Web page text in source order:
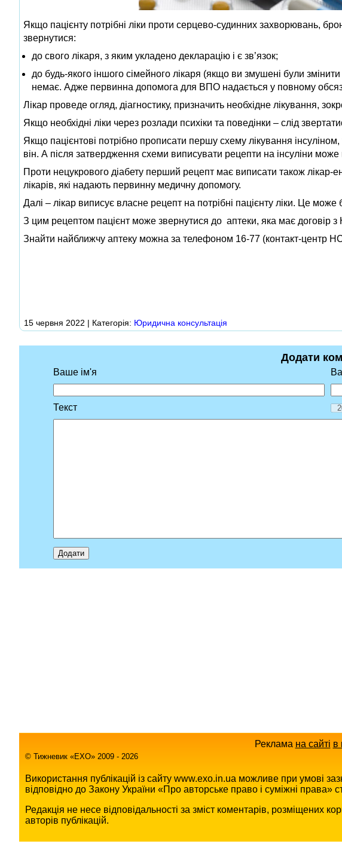
Якщо пацієнту потрібні ліки проти серцево-судинних захворювань,
звернутися:
до свого лікаря, з яким укладено декларацію і є зв’язок;
до будь-якого іншого сімейного лікаря (якщо ви змушені були
немає. Адже первинна допомога для ВПО надається у повному
Лікар проведе огляд, діагностику, призначить необхідне лікування,
Якщо необхідні ліки через розлади психіки та поведінки – слід
Якщо пацієнтові потрібно прописати першу схему лікування
він. А після затвердження схеми виписувати рецепти на інсуліни може
Проти нецукрового діабету перший рецепт має виписати також
лікарів, які надають первинну медичну допомогу.
Далі – лікар виписує власне рецепт на потрібні пацієнту ліки. Це
З цим рецептом пацієнт може звернутися до аптеки, яка має договір з
Знайти найближчу аптеку можна за телефоном 16-77 (контакт-центр
15 червня 2022 | Категорія: Юридична консультація
Додати
Ваше ім'я
Текст
Реклама на сайті в
© Тижневик «EХO» 2009 - 2026
Використання публікацій із сайту www.exo.in.ua можливе при умові
відповідно до Закону України «Про авторське право і суміжні права»
Редакція не несе відповідальності за зміст коментарів, розміщених
авторів публікацій.